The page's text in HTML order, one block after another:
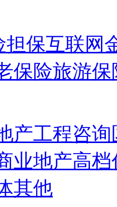
担保互联网
保险旅游保
产工程咨询
业地产高档
其他